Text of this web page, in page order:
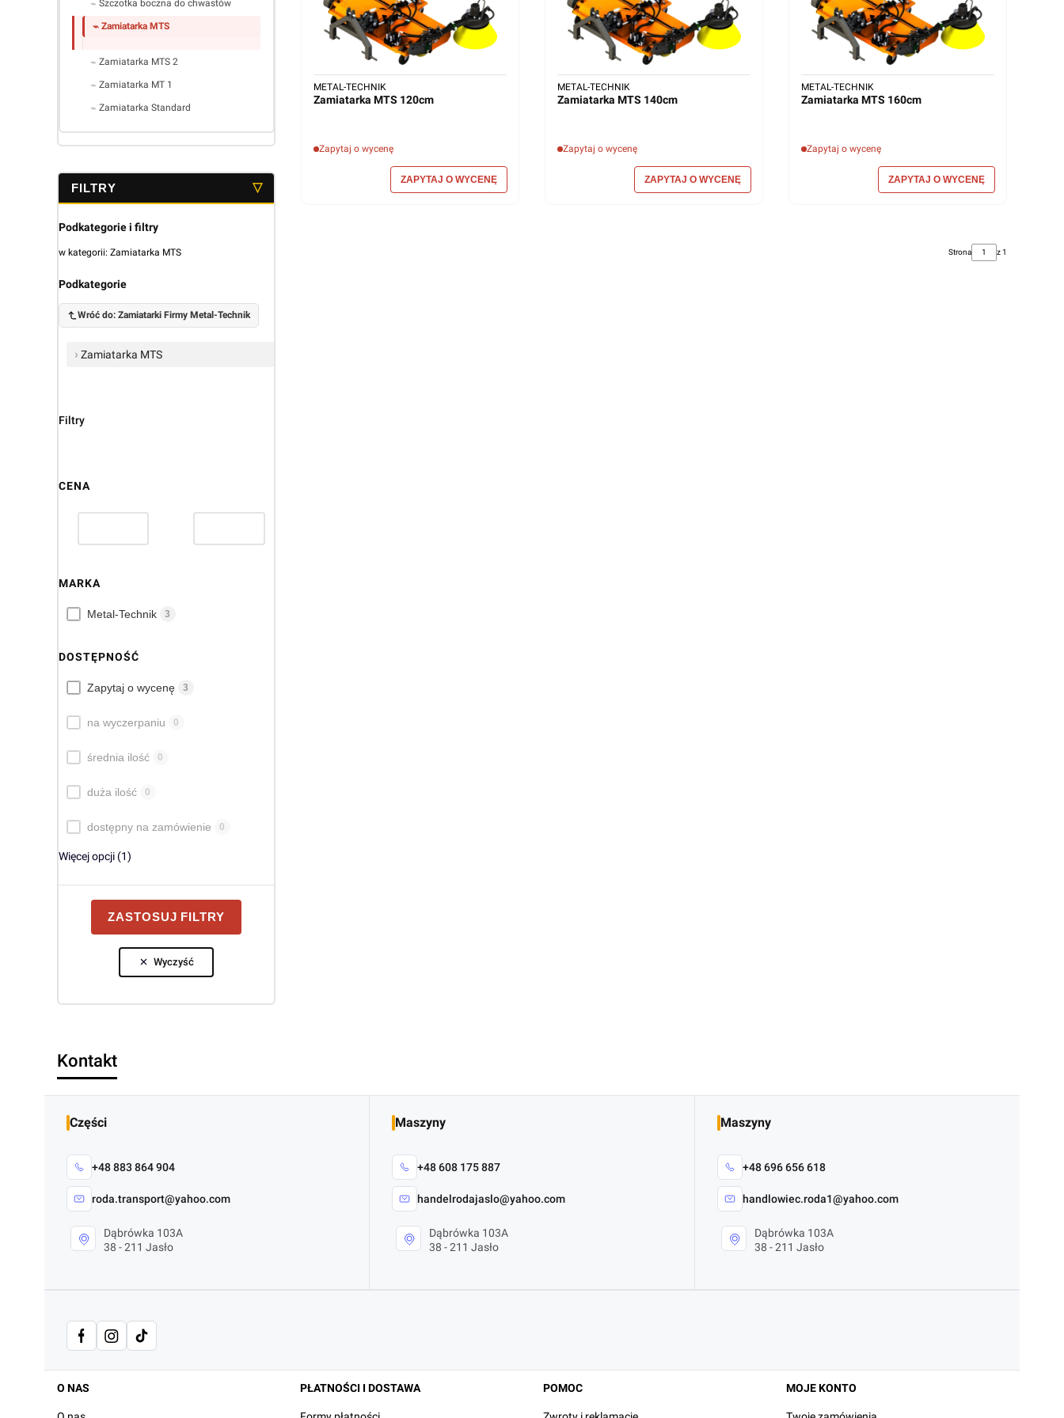
Szczotka boczna do chwastów
Zamiatarka MTS
Zamiatarka MTS 2
Zamiatarka MT 1
Zamiatarka Standard
Koniec menu
Podkategorie i filtry
w kategorii: Zamiatarka MTS
Podkategorie
Wróć do: Zamiatarki Firmy Metal-Technik
Zamiatarka MTS
Filtry
Wyczyść
CENA
MARKA
MarkaMetal-Technik 3
DOSTĘPNOŚĆ
DostępnośćZapytaj o wycenę 3
na wyczerpaniu 0
średnia ilość 0
duża ilość 0
dostępny na zamówienie 0
Więcej opcji (1)
ZASTOSUJ FILTRY
Zamiatarka MTS 120cm
Zapytaj o wycenę
METAL-TECHNIK
Zamiatarka MTS 140cm
Zapytaj o wycenę
METAL-TECHNIK
Zamiatarka MTS 160cm
Zapytaj o wycenę
METAL-TECHNIK
Strona z 1
Kontakt
Części
+48 883 864 904
roda.transport@yahoo.com
Dąbrówka 103A
38 - 211 Jasło
Maszyny
+48 608 175 887
handelrodajaslo@yahoo.com
Dąbrówka 103A
38 - 211 Jasło
Maszyny
+48 696 656 618
handlowiec.roda1@yahoo.com
Dąbrówka 103A
38 - 211 Jasło
Linki w stopce
O NAS PŁATNOŚCI I DOSTAWA POMOC MOJE KONTO